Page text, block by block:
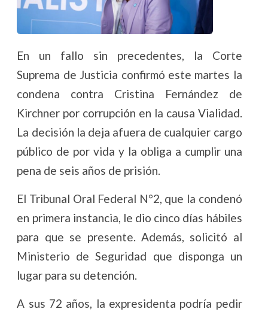
En un fallo sin precedentes, la Corte
Suprema de Justicia confirmó este martes la
condena contra Cristina Fernández de
Kirchner por corrupción en la causa Vialidad.
La decisión la deja afuera de cualquier cargo
público de por vida y la obliga a cumplir una
pena de seis años de prisión.
El Tribunal Oral Federal N°2, que la condenó
en primera instancia, le dio cinco días hábiles
para que se presente. Además, solicitó al
Ministerio de Seguridad que disponga un
lugar para su detención.
A sus 72 años, la expresidenta podría pedir